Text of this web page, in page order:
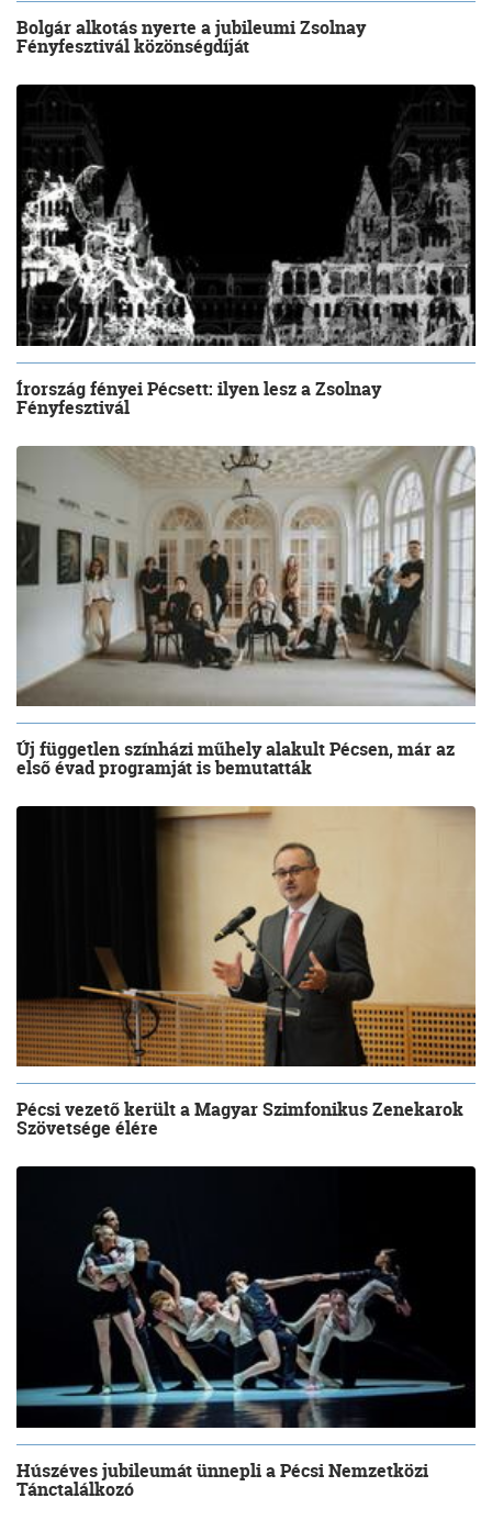
Bolgár alkotás nyerte a jubileumi Zsolnay
Fényfesztivál közönségdíját
Írország fényei Pécsett: ilyen lesz a Zsolnay
Fényfesztivál
Új független színházi műhely alakult Pécsen, már az
első évad programját is bemutatták
Pécsi vezető került a Magyar Szimfonikus Zenekarok
Szövetsége élére
Húszéves jubileumát ünnepli a Pécsi Nemzetközi
Tánctalálkozó